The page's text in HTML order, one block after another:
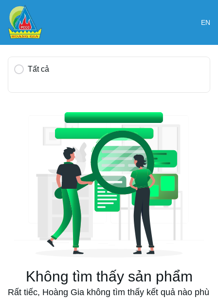
EN
Tất cả
Không tìm thấy sản phẩm
Rất tiếc, Hoàng Gia không tìm thấy kết quả nào phù